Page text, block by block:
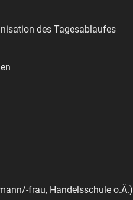
des Tagesablaufes
frau, Handelsschule o.Ä.)